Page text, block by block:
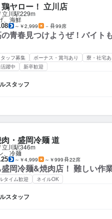
ヤロー！ 立川店
立川駅229m
、海鮮
～￥2,999 － 99席
青春見つけようぜ！バイト
ッフ募集 ボーナス・賞与あり 寮・社宅あ
躍中
新卒歓迎
スタッフ
・盛岡冷麺 道
立川駅346m
、冷麺
～￥4,999 ～￥999 22席
岡冷麺&焼肉店！ 難しい作
タイム歓迎 ネイルOK
スタッフ